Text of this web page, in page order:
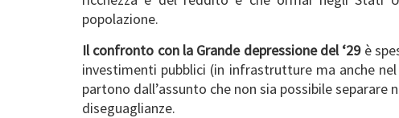
popolazione.
Il confronto con la Grande depressione del ‘29 è
investimenti pubblici (in infrastrutture ma anche
partono dall’assunto che non sia possibile
diseguaglianze.